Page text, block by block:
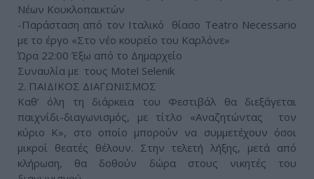
Νέων Κουκλοπαικτών
-Παράσταση από τον Ιταλικό θίασο Teatro Necessario
με το έργο «Στο νέο κουρείο του Καρλόνε»
Ώρα 22:00 Έξω από το Δημαρχείο
Συναυλία με τους Motel Selenik
2. ΠAIΔIKOΣ ΔIAΓΩNIΣMOΣ
Kαθ’ όλη τη διάρκεια του Φεστιβάλ θα διεξάγεται
παιχνίδι-διαγωνισμός, με τίτλο «Αναζητώντας τον
κύριο Κ», στο οποίο μπορούν να συμμετέχουν όσοι
μικροί θεατές θέλουν. Στην τελετή λήξης, μετά από
κλήρωση, θα δοθούν δώρα στους νικητές του